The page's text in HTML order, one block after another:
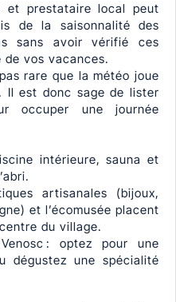
et prestataire local peut
de la saisonnalité des
sans avoir vérifié ces
vos vacances.
rare que la météo joue
Il est donc sage de lister
occuper une journée
intérieure, sauna et
artisanales (bijoux,
et l’écomusée placent
du village.
: optez pour une
dégustez une spécialité